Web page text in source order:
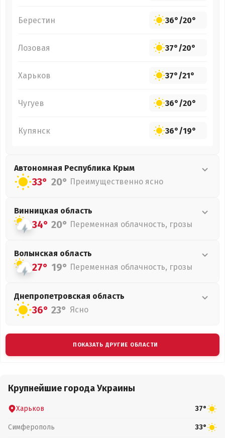
Берестин 36°/20°
Лозовая 37°/20°
Харьков 37°/21°
Чугуев 36°/20°
Купянск 36°/19°
Автономная Республика Крым
33° 20° Преимущественно ясно
Винницкая область
34° 20° Переменная облачность, грозы
Волынская область
27° 19° Переменная облачность, грозы
Днепропетровская область
36° 23° Ясно
ПОКАЗАТЬ ДРУГИЕ ОБЛАСТИ
Крупнейшие города Украины
Харьков 37°
Симферополь 33°